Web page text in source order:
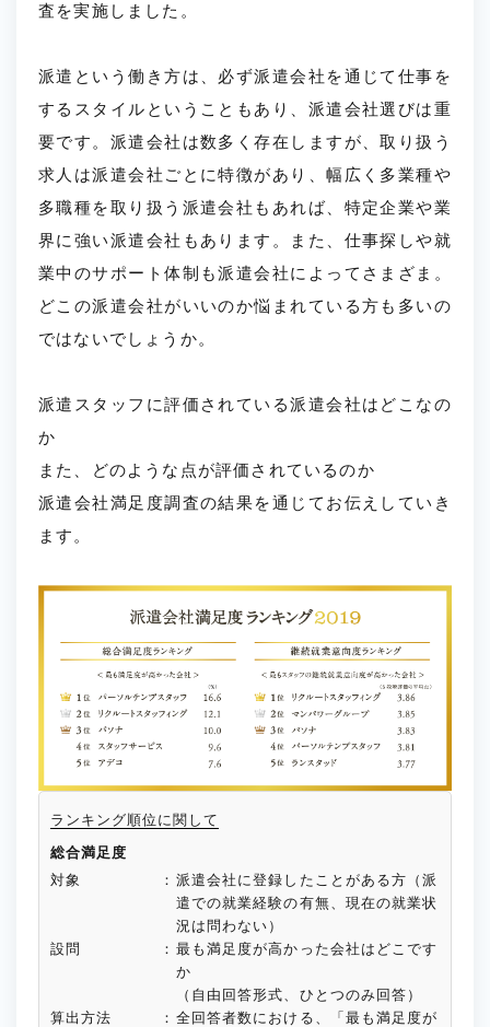
査を実施しました。
派遣という働き方は、必ず派遣会社を通じて仕事を
するスタイルということもあり、派遣会社選びは重
要です。派遣会社は数多く存在しますが、取り扱う
求人は派遣会社ごとに特徴があり、幅広く多業種や
多職種を取り扱う派遣会社もあれば、特定企業や業
界に強い派遣会社もあります。また、仕事探しや就
業中のサポート体制も派遣会社によってさまざま。
どこの派遣会社がいいのか悩まれている方も多いの
ではないでしょうか。
派遣スタッフに評価されている派遣会社はどこなの
か
また、どのような点が評価されているのか
派遣会社満足度調査の結果を通じてお伝えしていき
ます。
ランキング順位に関して
総合満足度
対象
： 派遣会社に登録したことがある方（派
遣での就業経験の有無、現在の就業状
況は問わない）
設問
： 最も満足度が高かった会社はどこです
か
（自由回答形式、ひとつのみ回答）
算出方法
： 全回答者数における、「最も満足度が